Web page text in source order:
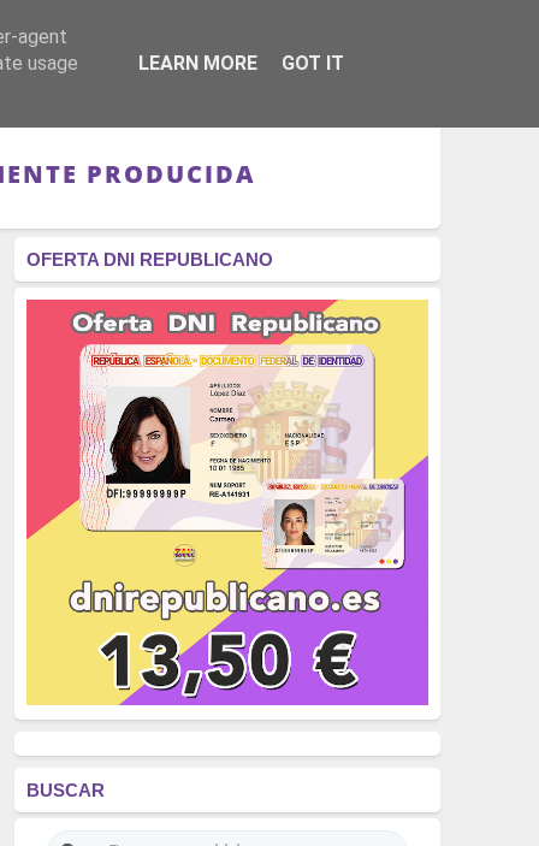
RÉGIMEN - MONARQUÍA
PRODUCIDA
OFERTA DNI REPUBLICANO
BUSCAR
agent
usage
LEARN MORE GOT IT